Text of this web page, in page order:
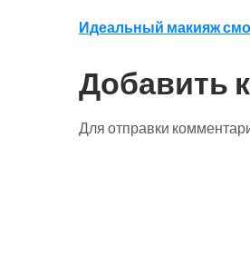
Навигация
по
записям
Идеальный макияж
Добавить
Для отправки